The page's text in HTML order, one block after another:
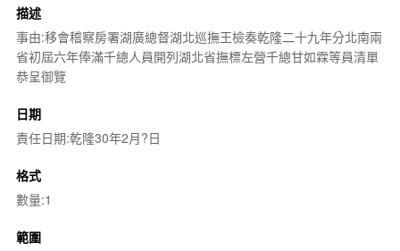
描述
事由:移會稽察房署湖廣總督湖北巡撫王檢奏乾隆二十九年分北南兩
省初屆六年俸滿千總人員開列湖北省撫標左營千總甘如霖等員清單
恭呈御覽
日期
責任日期:乾隆30年2月?日
格式
數量:1
範圍